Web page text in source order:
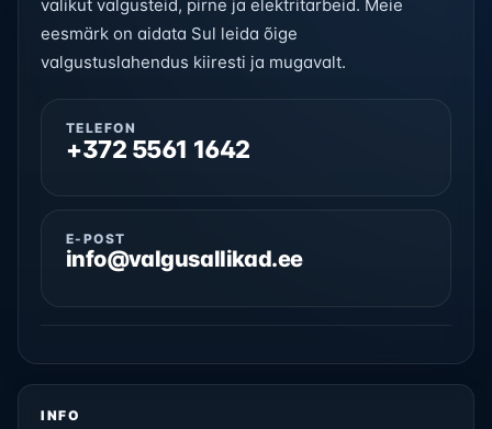
valikut valgusteid, pirne ja elektritarbeid. Meie
eesmärk on aidata Sul leida õige
valgustuslahendus kiiresti ja mugavalt.
TELEFON
+372 5561 1642
E-POST
info@valgusallikad.ee
INFO